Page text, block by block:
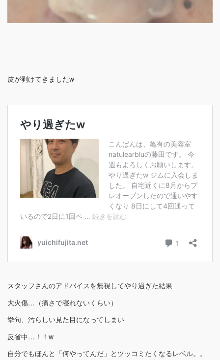
皮が剥けてきましたw
スタッフさんのアドバイスを無視してやり過ぎた結果
大火傷…（痛さで寝れないくらい）
挙句、汚らしい見た目になってしまい
反省中…！！w
自分でもほんと「何やってんだ」とツッコミたくなるレベル。。